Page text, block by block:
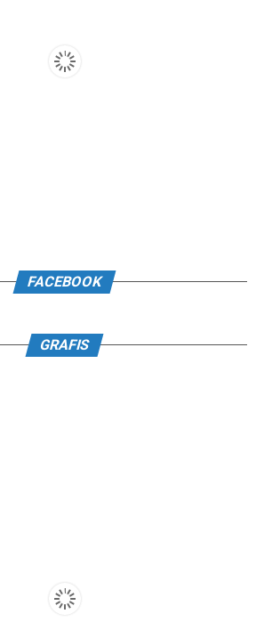
FACEBOOK
GRAFIS